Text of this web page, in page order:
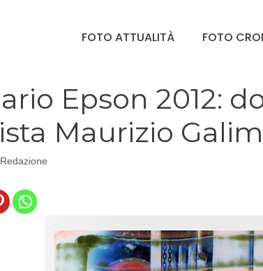
FOTO ATTUALITÀ FOTO
Epson 2012:
Maurizio
Redazione